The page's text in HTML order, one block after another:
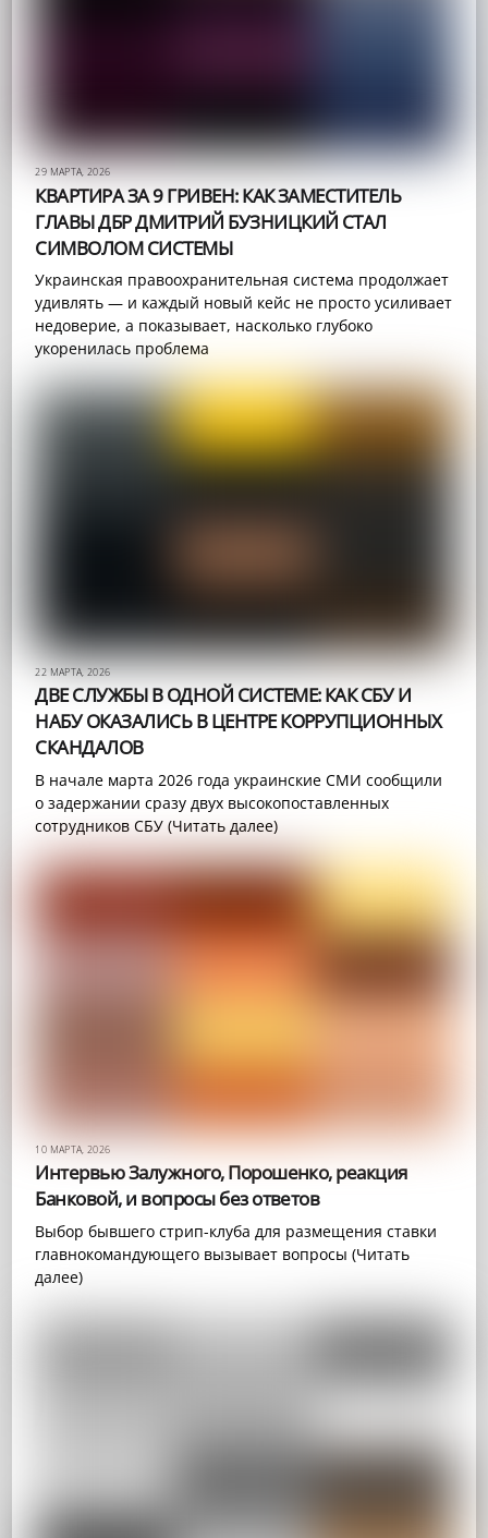
29 МАРТА, 2026
КВАРТИРА ЗА 9 ГРИВЕН: КАК ЗАМЕСТИТЕЛЬ
ГЛАВЫ ДБР ДМИТРИЙ БУЗНИЦКИЙ СТАЛ
СИМВОЛОМ СИСТЕМЫ
Украинская правоохранительная система продолжает
удивлять — и каждый новый кейс не просто усиливает
недоверие, а показывает, насколько глубоко
укоренилась проблема
22 МАРТА, 2026
ДВЕ СЛУЖБЫ В ОДНОЙ СИСТЕМЕ: КАК СБУ И
НАБУ ОКАЗАЛИСЬ В ЦЕНТРЕ КОРРУПЦИОННЫХ
СКАНДАЛОВ
В начале марта 2026 года украинские СМИ сообщили
о задержании сразу двух высокопоставленных
сотрудников СБУ (Читать далее)
10 МАРТА, 2026
Интервью Залужного, Порошенко, реакция
Банковой, и вопросы без ответов
Выбор бывшего стрип-клуба для размещения ставки
главнокомандующего вызывает вопросы (Читать
далее)